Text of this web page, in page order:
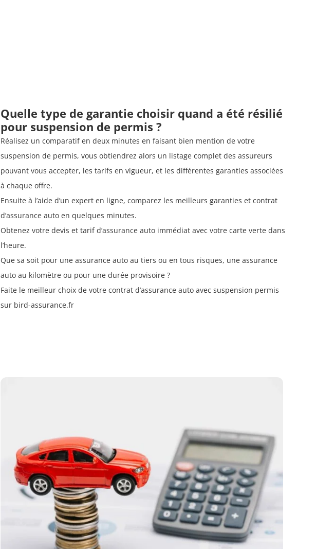
Quelle type de garantie choisir quand a été résilié
pour suspension de permis ?
Réalisez un comparatif en deux minutes en faisant bien mention de votre
suspension de permis, vous obtiendrez alors un listage complet des assureurs
pouvant vous accepter, les tarifs en vigueur, et les différentes garanties associées
à chaque offre.
Ensuite à l’aide d’un expert en ligne, comparez les meilleurs garanties et contrat
d’assurance auto en quelques minutes.
Obtenez votre devis et tarif d’assurance auto immédiat avec votre carte verte dans
l’heure.
Que sa soit pour une assurance auto au tiers ou en tous risques, une assurance
auto au kilomètre ou pour une durée provisoire ?
Faite le meilleur choix de votre contrat d’assurance auto avec suspension permis
sur bird-assurance.fr